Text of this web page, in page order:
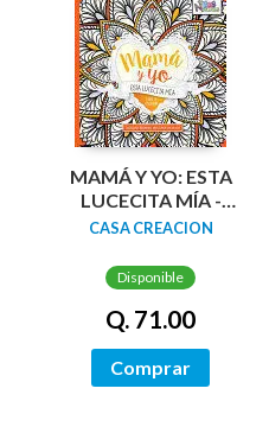
MAMÁ Y YO: ESTA
LUCECITA MÍA -
LIBRO PARA
CASA CREACION
Disponible
Q. 71.00
Comprar